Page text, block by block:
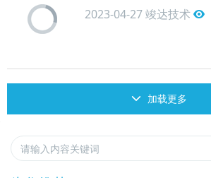
2023-04-27竣达技术
加载更多